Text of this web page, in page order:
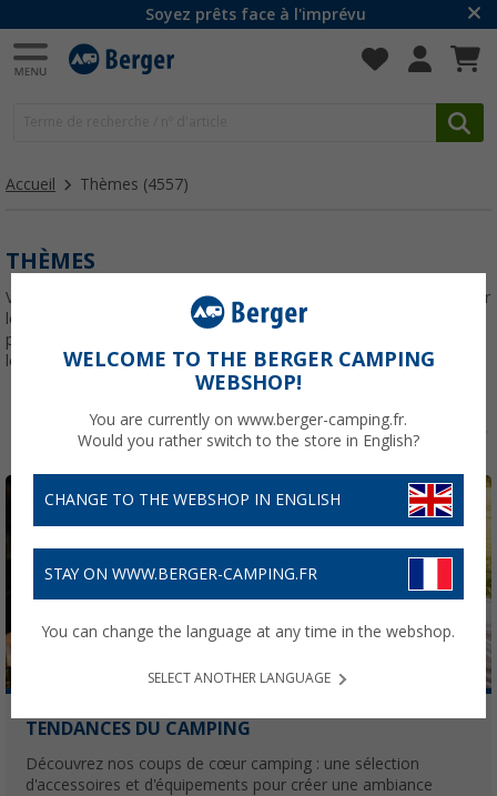
Soyez prêts face à l'imprévu
Accueil Thèmes (4557)
THÈMES
Vous trouverez ici un aperçu de tout ce que vous aurez besoin pour
le camping. Les offres de saisons, les produits phares, les
promotions et produits à petits prix. Notre mission : équiper tous
les campeurs avec les meilleurs accessoires !
TENDANCES DU CAMPING
Découvrez nos coups de cœur camping : une sélection
d'accessoires et d'équipements pour créer une ambiance
WELCOME TO THE BERGER CAMPING
WEBSHOP!
You are currently on www.berger-camping.fr.
Would you rather switch to the store in English?
CHANGE TO THE WEBSHOP IN ENGLISH
STAY ON WWW.BERGER-CAMPING.FR
You can change the language at any time in the webshop.
SELECT ANOTHER LANGUAGE